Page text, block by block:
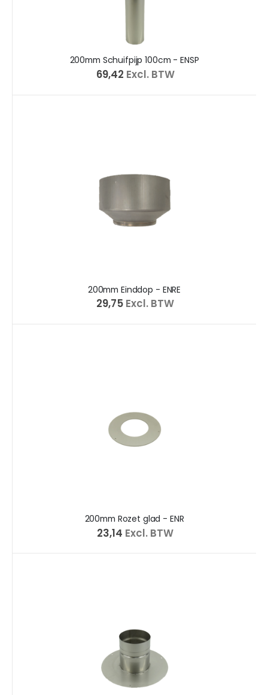
200mm Schuifpijp 100cm - ENSP
€ 69,42 Excl. BTW
200mm Einddop - ENRE
€ 29,75 Excl. BTW
200mm Rozet glad - ENR
€ 23,14 Excl. BTW